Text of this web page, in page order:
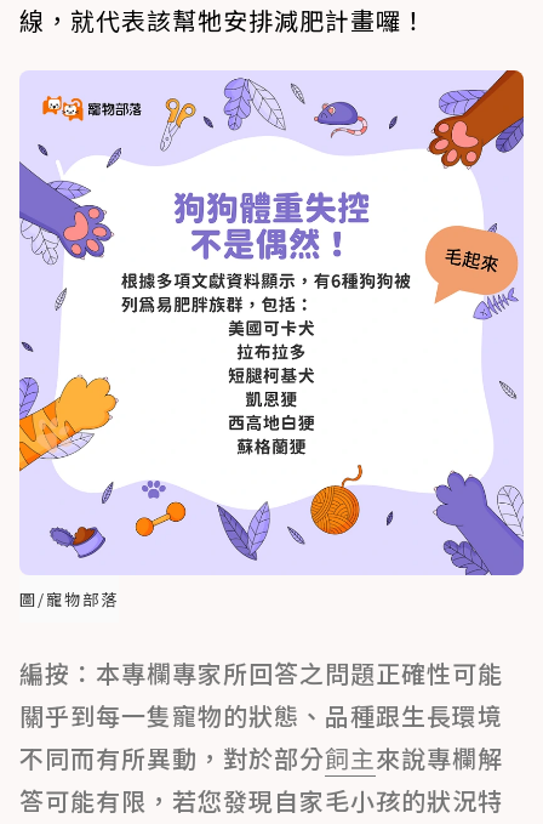
線，就代表該幫牠安排減肥計畫囉！
圖/寵物部落
編按：本專欄專家所回答之問題正確性可能
關乎到每一隻寵物的狀態、品種跟生長環境
不同而有所異動，對於部分飼主來說專欄解
答可能有限，若您發現自家毛小孩的狀況特